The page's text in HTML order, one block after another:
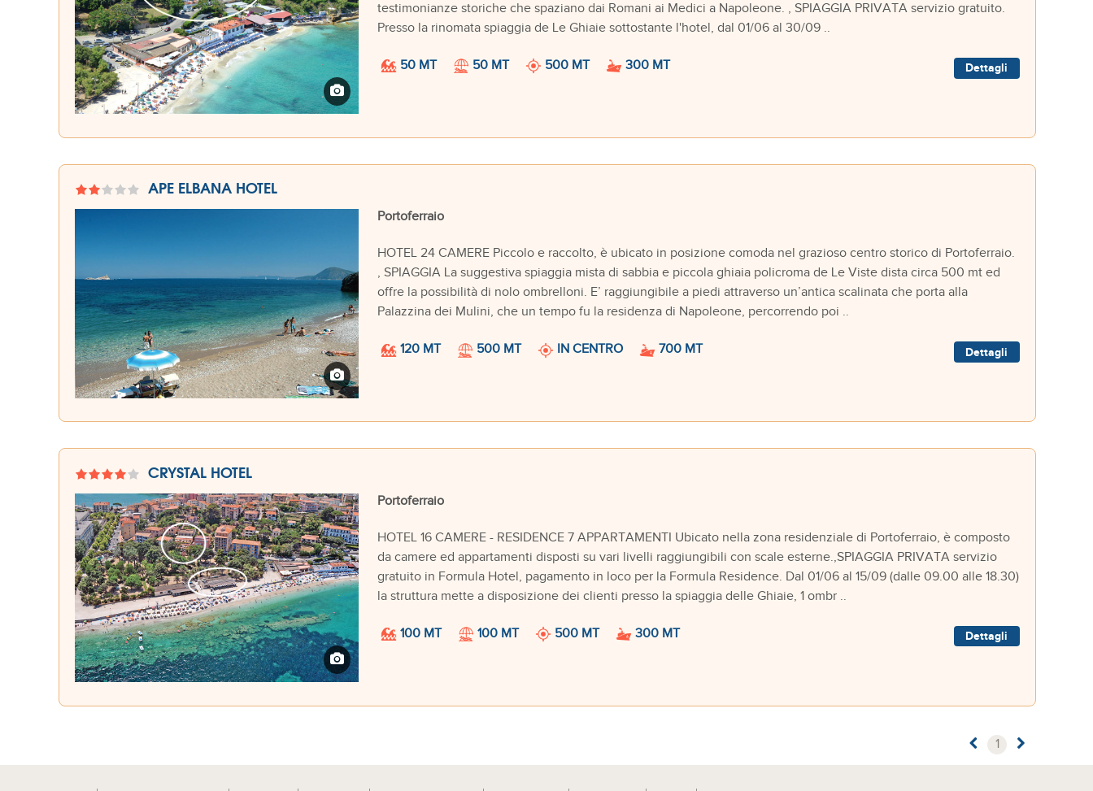
testimonianze storiche che spaziano dai Romani ai Medici a Napoleone. , SPIAGGIA PRIVATA servizio gratuito.
Presso la rinomata spiaggia de Le Ghiaie sottostante l'hotel, dal 01/06 al 30/09 ..
50 MT 50 MT 500 MT 300 MT Dettagli
APE ELBANA HOTEL
Portoferraio
HOTEL 24 CAMERE Piccolo e raccolto, è ubicato in posizione comoda nel grazioso centro storico di Portoferraio.
, SPIAGGIA La suggestiva spiaggia mista di sabbia e piccola ghiaia policroma de Le Viste dista circa 500 mt ed
offre la possibilità di nolo ombrelloni. E’ raggiungibile a piedi attraverso un’antica scalinata che porta alla
Palazzina dei Mulini, che un tempo fu la residenza di Napoleone, percorrendo poi ..
120 MT 500 MT IN CENTRO 700 MT Dettagli
CRYSTAL HOTEL
Portoferraio
HOTEL 16 CAMERE - RESIDENCE 7 APPARTAMENTI Ubicato nella zona residenziale di Portoferraio, è composto
da camere ed appartamenti disposti su vari livelli raggiungibili con scale esterne.,SPIAGGIA PRIVATA servizio
gratuito in Formula Hotel, pagamento in loco per la Formula Residence. Dal 01/06 al 15/09 (dalle 09.00 alle 18.30)
la struttura mette a disposizione dei clienti presso la spiaggia delle Ghiaie, 1 ombr ..
100 MT 100 MT 500 MT 300 MT Dettagli
1